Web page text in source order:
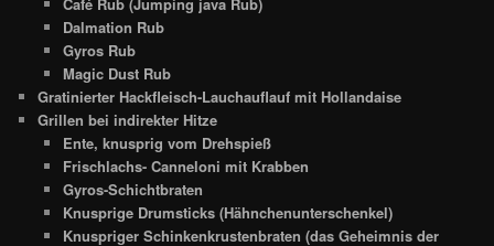
Dalmation Rub
Gyros Rub
Magic Dust Rub
Gratinierter Hackfleisch-Lauchauflauf mit Hollandaise
Grillen bei indirekter Hitze
Ente, knusprig vom Drehspieß
Frischlachs- Canneloni mit Krabben
Gyros-Schichtbraten
Knusprige Drumsticks (Hähnchenunterschenkel)
Knuspriger Schinkenkrustenbraten (das Geheimnis der